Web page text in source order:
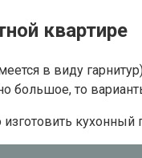
квартире
в виду
большое, то
кухонный